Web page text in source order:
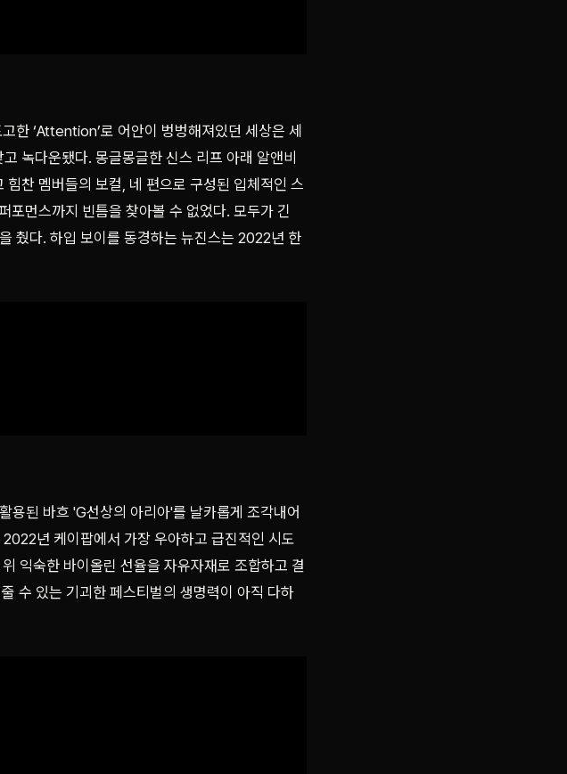
한 ‘Attention’로 어안이 벙벙해져있던 세상은 세
녹다운됐다. 몽글몽글한 신스 리프 아래 알앤비
찬 멤버들의 보컬, 네 편으로 구성된 입체적인 스
포먼스까지 빈틈을 찾아볼 수 없었다. 모두가 긴
췄다. 하입 보이를 동경하는 뉴진스는 2022년 한
용된 바흐 'G선상의 아리아'를 날카롭게 조각내어
년 케이팝에서 가장 우아하고 급진적인 시도
익숙한 바이올린 선율을 자유자재로 조합하고 결
수 있는 기괴한 페스티벌의 생명력이 아직 다하